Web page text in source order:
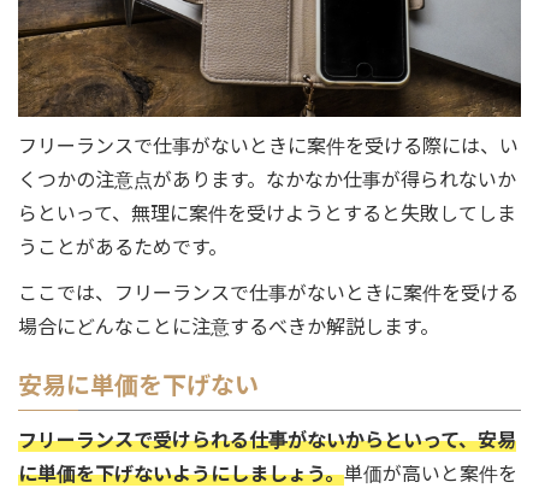
フリーランスで仕事がないときに案件を受ける際には、い
くつかの注意点があります。なかなか仕事が得られないか
らといって、無理に案件を受けようとすると失敗してしま
うことがあるためです。
ここでは、フリーランスで仕事がないときに案件を受ける
場合にどんなことに注意するべきか解説します。
安易に単価を下げない
フリーランスで受けられる仕事がないからといって、安易
に単価を下げないようにしましょう。単価が高いと案件を